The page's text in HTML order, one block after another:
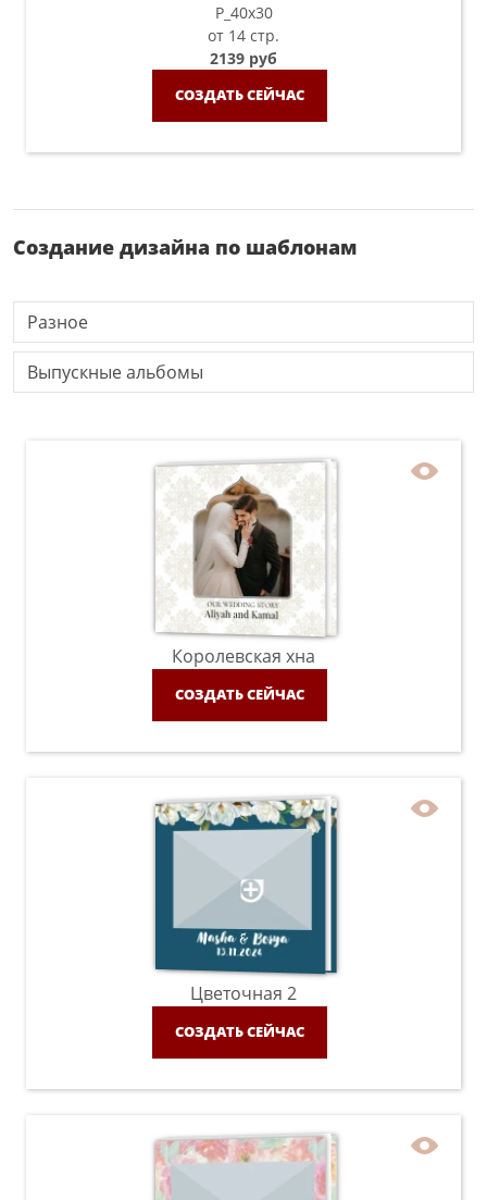
P_40х30
от 14 стр.
2139 руб
СОЗДАТЬ СЕЙЧАС
Создание дизайна по шаблонам
Разное
Выпускные альбомы
Королевская хна
СОЗДАТЬ СЕЙЧАС
Цветочная 2
СОЗДАТЬ СЕЙЧАС